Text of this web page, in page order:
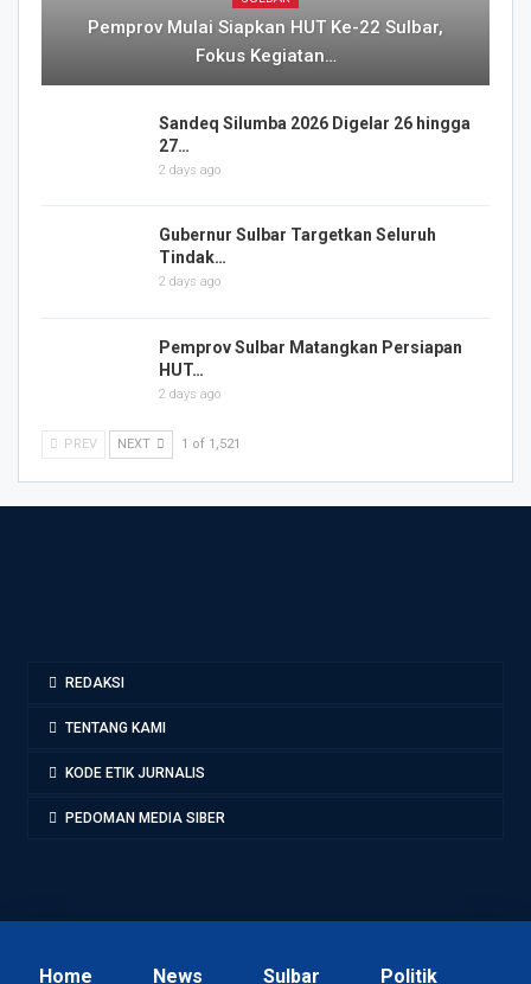
Pemprov Mulai Siapkan HUT Ke-22 Sulbar,
Fokus Kegiatan…
Sandeq Silumba 2026 Digelar 26 hingga
27…
2 days ago
Gubernur Sulbar Targetkan Seluruh
Tindak…
2 days ago
Pemprov Sulbar Matangkan Persiapan
HUT…
2 days ago
PREV NEXT 1 of 1,521
REDAKSI
TENTANG KAMI
KODE ETIK JURNALIS
PEDOMAN MEDIA SIBER
Home News Sulbar Politik